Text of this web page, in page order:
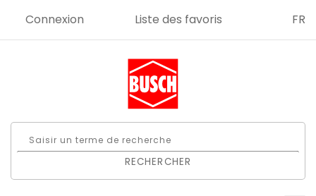
Connexion Liste des favoris FR
RECHERCHER